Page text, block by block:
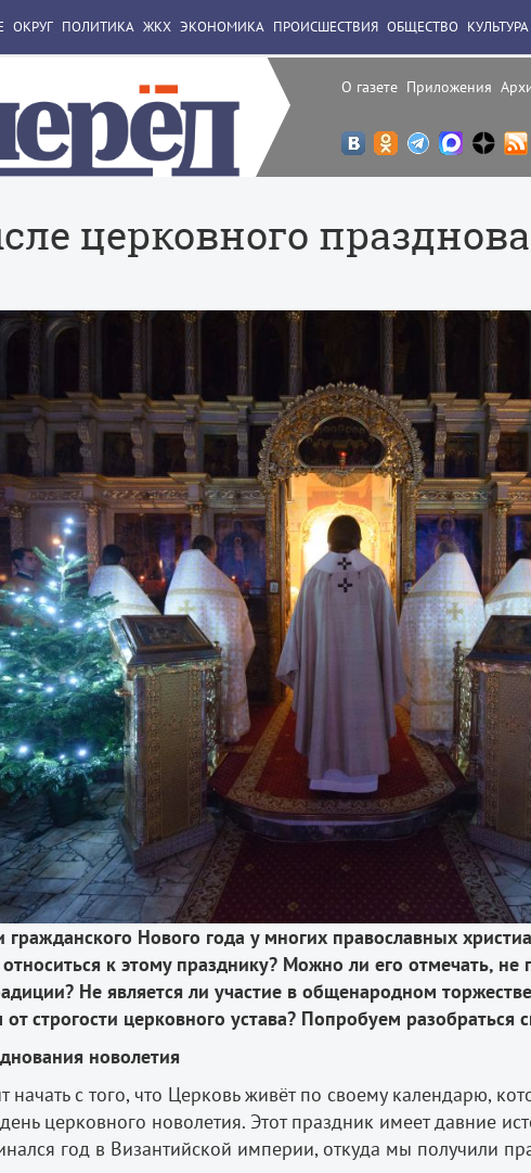
О газете Приложения
ОКРУГ ПОЛИТИКА ЖКХ ЭКОНОМИКА ПРОИСШЕСТВИЯ ОБЩЕСТВО КУЛЬТУРА
церковного
Нового года у многих православных
к этому празднику? Можно ли его отмечать, не
Не является ли участие в общенародном
от строгости церковного устава? Попробуем разобраться
новолетия
начать с того, что Церковь живёт по своему календарю,
церковного новолетия. Этот праздник имеет давние
год в Византийской империи, откуда мы получили